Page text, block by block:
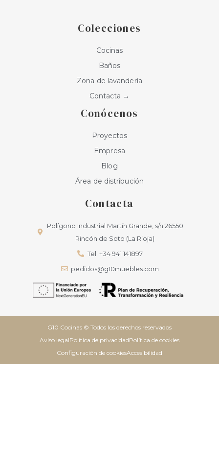
m
Colecciones
Cocinas
Baños
Zona de lavandería
Contacta →
Conócenos
Proyectos
Empresa
Blog
Área de distribución
Contacta
Polígono Industrial Martín Grande, s/n 26550
Rincón de Soto (La Rioja)
Tel. +34 941 141897
pedidos@g10muebles.com
G10 Cocinas © Todos los derechos reservados
Aviso legalPolítica de privacidadPolítica de cookies
Configuración de cookiesAccesibilidad